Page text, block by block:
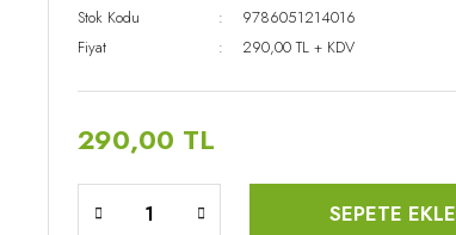
Stok Kodu
9786051214016
Fiyat
290,00 TL + KDV
290,00 TL
SEPETE EKLE